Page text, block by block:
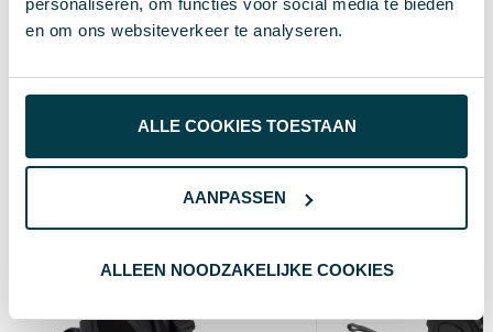
en om ons websiteverkeer te analyseren.
ALLE COOKIES TOESTAAN
AANPASSEN
ALLEEN NOODZAKELIJKE COOKIES
Breedte 9 cm
Wat anderen bekijken